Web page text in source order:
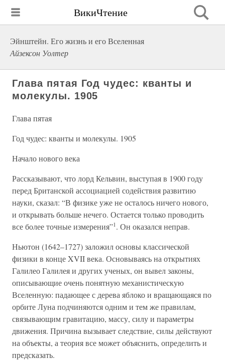
ВикиЧтение
Эйнштейн. Его жизнь и его Вселенная
Айзексон Уолтер
Глава пятая Год чудес: кванты и
молекулы. 1905
Глава пятая
Год чудес: кванты и молекулы. 1905
Начало нового века
Рассказывают, что лорд Кельвин, выступая в 1900 году
перед Британской ассоциацией содействия развитию
науки, сказал: “В физике уже не осталось ничего нового,
и открывать больше нечего. Остается только проводить
все более точные измерения”1. Он оказался неправ.
Ньютон (1642–1727) заложил основы классической
физики в конце XVII века. Основываясь на открытиях
Галилео Галилея и других ученых, он вывел законы,
описывающие очень понятную механистическую
Вселенную: падающее с дерева яблоко и вращающаяся по
орбите Луна подчиняются одним и тем же правилам,
связывающим гравитацию, массу, силу и параметры
движения. Причина вызывает следствие, силы действуют
на объекты, а теория все может объяснить, определить и
предсказать.